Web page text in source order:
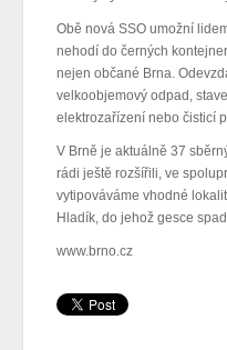
Obě nová SSO umožní
nehodí do černých
nejen občané Brna.
velkoobjemový odpad,
elektrozařízení nebo čisticí
V Brně je aktuálně 37
rádi ještě rozšířili, ve
vytipováváme vhodné
Hladík, do jehož gesce
www.brno.cz